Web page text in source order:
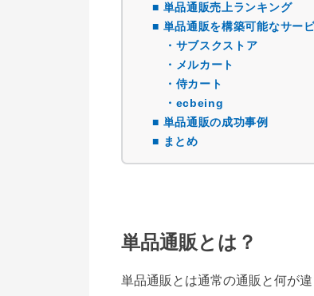
■ 単品通販売上ランキング
■ 単品通販を構築可能なサー
・サブスクストア
・メルカート
・侍カート
・ecbeing
■ 単品通販の成功事例
■ まとめ
単品通販とは？
単品通販とは通常の通販と何が違